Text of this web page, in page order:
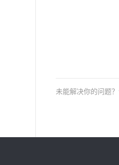
未能解决你的问题